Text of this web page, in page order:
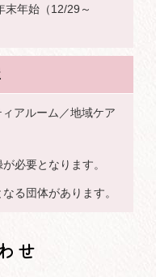
末年始（12/29～
アルーム／地域ケア
必要となります。
る団体があります。
せ